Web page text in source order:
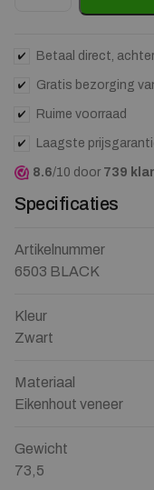
Betaal direct,
Gratis bezorging
Ruime voorraad
Laagste
8.6/10 door 739
Specificaties
Artikelnummer
6503 BLACK
Kleur
Zwart
Materiaal
Eikenhout veneer
Gewicht
73,5